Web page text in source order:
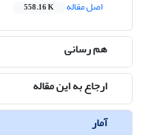
اصل مقاله
558.16 K
هم رسانی
ارجاع به این مقاله
آمار